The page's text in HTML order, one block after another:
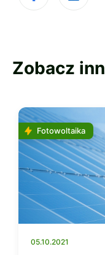
Zobacz
Fotowoltaika
05.10.2021